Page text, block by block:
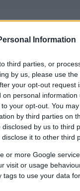
Information
third parties, or
by us, please use
your opt-out request
personal
your opt-out. You
by third parties on
by us to third
it to other third
or more Google
visit or usage
to use your data
Χέρι-Χέρι
και η Ολλανδία
ήταν